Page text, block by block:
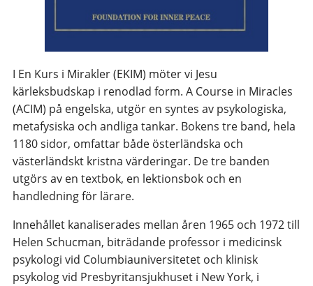
I En Kurs i Mirakler (EKIM) möter vi Jesu
kärleksbudskap i renodlad form. A Course in Miracles
(ACIM) på engelska, utgör en syntes av psykologiska,
metafysiska och andliga tankar. Bokens tre band, hela
1180 sidor, omfattar både österländska och
västerländskt kristna värderingar. De tre banden
utgörs av en textbok, en lektionsbok och en
handledning för lärare.
Innehållet kanaliserades mellan åren 1965 och 1972 till
Helen Schucman, biträdande professor i medicinsk
psykologi vid Columbiauniversitetet och klinisk
psykolog vid Presbyritansjukhuset i New York, i